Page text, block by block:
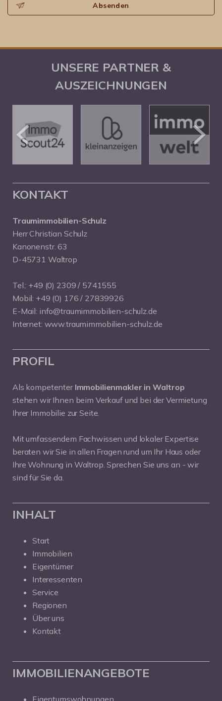
Absenden
UNSERE PARTNER &
AUSZEICHNUNGEN
KONTAKT
Traumimmobilien-Schulz
Herr Christian Schulz
Kanonenstr. 63
D-45731 Waltrop
Tel.: +49 (0) 2309 / 5741555
Mobil: +49 (0) 176 / 27839926
E-Mail: info@traumimmobilien-schulz.de
Internet: www.traumimmobilien-schulz.de
PROFIL
Als kompetenter Immobilienmakler in Waltrop
stehen wir Ihnen beim Verkauf und bei der Vermietung
Ihrer Immobilie zur Seite.
Mit umfassendem Fachwissen und lokaler Expertise
beraten wir Sie in allen Fragen rund um Ihr Haus oder
Ihre Wohnung in Waltrop. Sprechen Sie uns an - wir
sind für Sie da.
INHALT
Start
Immobilien
Eigentümer
Interessenten
Service
Regionen
Über uns
Kontakt
IMMOBILIENANGEBOTE
Eigentumswohnungen